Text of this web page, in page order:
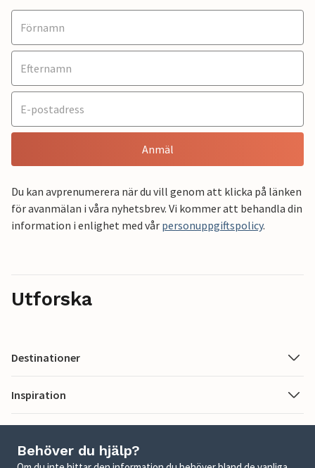
Anmäl
Du kan avprenumerera när du vill genom att klicka på länken
för avanmälan i våra nyhetsbrev. Vi kommer att behandla din
information i enlighet med vår personuppgiftspolicy.
Utforska
Destinationer
Inspiration
Behöver du hjälp?